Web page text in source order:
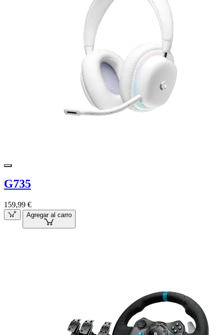
G735
159,99 €
Agregar al carro